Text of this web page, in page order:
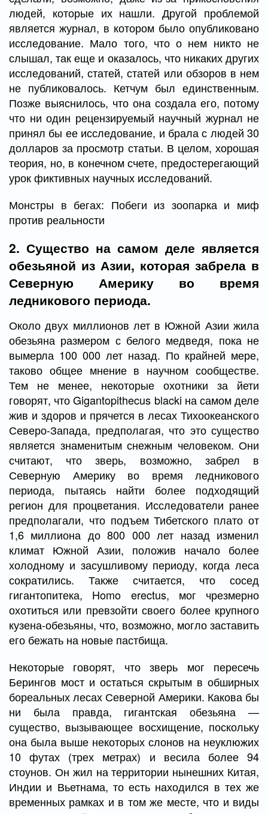
людей, которые их нашли. Другой проблемой
является журнал, в котором было опубликовано
исследование. Мало того, что о нем никто не
слышал, так еще и оказалось, что никаких других
исследований, статей, статей или обзоров в нем
не публиковалось. Кетчум был единственным.
Позже выяснилось, что она создала его, потому
что ни один рецензируемый научный журнал не
принял бы ее исследование, и брала с людей 30
долларов за просмотр статьи. В целом, хорошая
теория, но, в конечном счете, предостерегающий
урок фиктивных научных исследований.
Монстры в бегах: Побеги из зоопарка и миф
против реальности
2. Существо на самом деле является
обезьяной из Азии, которая забрела в
Северную Америку во время
ледникового периода.
Около двух миллионов лет в Южной Азии жила
обезьяна размером с белого медведя, пока не
вымерла 100 000 лет назад. По крайней мере,
таково общее мнение в научном сообществе.
Тем не менее, некоторые охотники за йети
говорят, что Gigantopithecus blacki на самом деле
жив и здоров и прячется в лесах Тихоокеанского
Северо-Запада, предполагая, что это существо
является знаменитым снежным человеком. Они
считают, что зверь, возможно, забрел в
Северную Америку во время ледникового
периода, пытаясь найти более подходящий
регион для процветания. Исследователи ранее
предполагали, что подъем Тибетского плато от
1,6 миллиона до 800 000 лет назад изменил
климат Южной Азии, положив начало более
холодному и засушливому периоду, когда леса
сократились. Также считается, что сосед
гигантопитека, Homo erectus, мог чрезмерно
охотиться или превзойти своего более крупного
кузена-обезьяны, что, возможно, могло заставить
его бежать на новые пастбища.
Некоторые говорят, что зверь мог пересечь
Берингов мост и остаться скрытым в обширных
бореальных лесах Северной Америки. Какова бы
ни была правда, гигантская обезьяна —
существо, вызывающее восхищение, поскольку
она была выше некоторых слонов на неуклюжих
10 футах (трех метрах) и весила более 94
стоунов. Он жил на территории нынешних Китая,
Индии и Вьетнама, то есть находился в тех же
временных рамках и в том же месте, что и виды